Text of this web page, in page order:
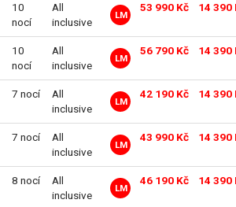
10
nocí
All
inclusive
LM
53 990 Kč 14 390
10
nocí
All
inclusive
LM
56 790 Kč 14 390
7 nocí
All
inclusive
LM
42 190 Kč 14 390
7 nocí
All
inclusive
LM
43 990 Kč 14 390
8 nocí
All
inclusive
LM
46 190 Kč 14 390